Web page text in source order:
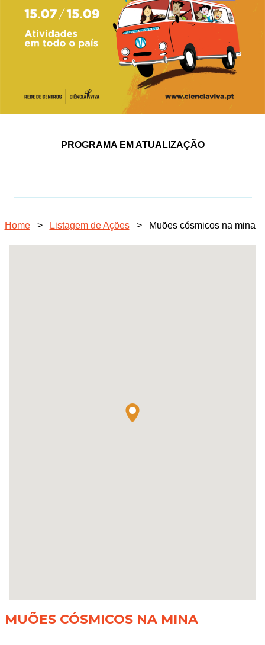
PROGRAMA EM ATUALIZAÇÃO
Home > Listagem de Ações > Muões cósmicos na mina
MUÕES CÓSMICOS NA MINA